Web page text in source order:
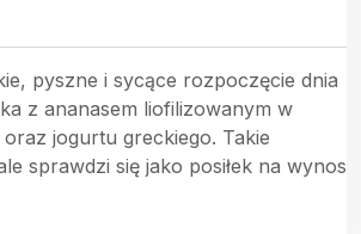
pyszne i sycące rozpoczęcie dnia
z ananasem liofilizowanym w
jogurtu greckiego. Takie
sprawdzi się jako posiłek na wynos